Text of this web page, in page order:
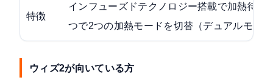
特徴
インフューズドテクノロジー搭載で加熱待ち
つで2つの加熱モードを切替（デュアルモー
ウィズ2が向いている方